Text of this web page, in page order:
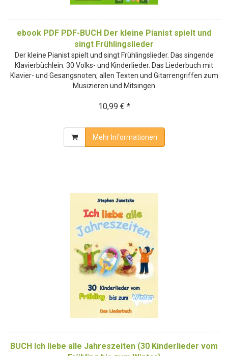
ebook PDF PDF-BUCH Der kleine Pianist spielt und
singt Frühlingslieder
Der kleine Pianist spielt und singt Frühlingslieder. Das singende
Klavierbüchlein. 30 Volks- und Kinderlieder. Das Liederbuch mit
Klavier- und Gesangsnoten, allen Texten und Gitarrengriffen zum
Musizieren und Mitsingen
10,99 € *
Mehr Informationen
BUCH Ich liebe alle Jahreszeiten (30 Kinderlieder vom